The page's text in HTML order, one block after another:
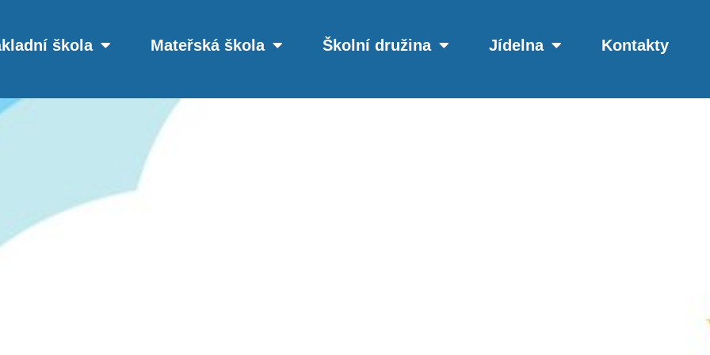
škola Mateřská škola Školní družina Jídelna Kontakty